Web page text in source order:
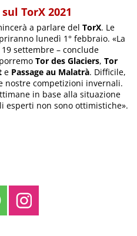
TorX 2021
a parlare delTorX. Le
lunedì 1° febbraio. «La
settembre – conclude
Tor des Glaciers,Tor
e Passage au Malatrà. Difficile,
nostre competizioni invernali.
in base alla situazione
esperti non sono ottimistiche».